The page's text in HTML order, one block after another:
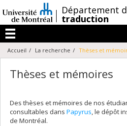
au
contenu
/Département
traduction
Menu
Accueil La recherche Thèses et
Thèses et mémoires
Des thèses et mémoires de nos
consultables dans Papyrus, le dépôt
de Montréal.